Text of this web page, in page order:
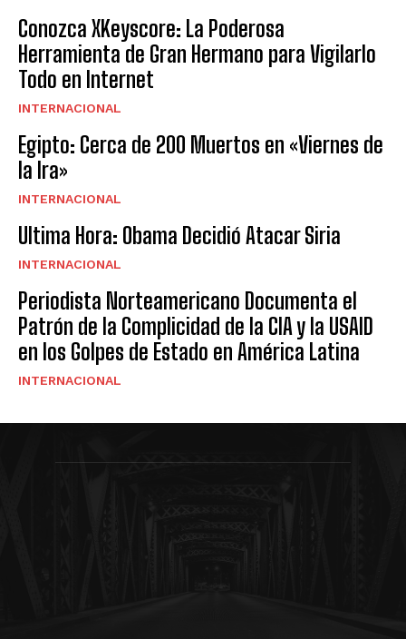
Conozca XKeyscore: La Poderosa
Herramienta de Gran Hermano para Vigilarlo
Todo en Internet
INTERNACIONAL
Egipto: Cerca de 200 Muertos en «Viernes de
la Ira»
INTERNACIONAL
Ultima Hora: Obama Decidió Atacar Siria
INTERNACIONAL
Periodista Norteamericano Documenta el
Patrón de la Complicidad de la CIA y la USAID
en los Golpes de Estado en América Latina
INTERNACIONAL